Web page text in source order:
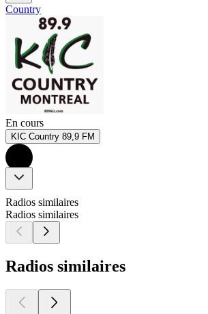
Country
En cours
KIC Country 89,9 FM
Radios similaires
Radios similaires
Radios similaires